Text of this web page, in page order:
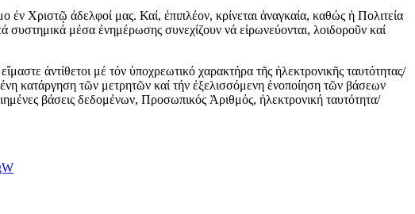
Χριστῷ ἀδελφοί μας. Καί, ἐπιπλέον, κρίνεται ἀναγκαία, καθώς ἡ Πολιτεία
συστημικά μέσα ἐνημέρωσης συνεχίζουν νά εἰρωνεύονται, λοιδοροῦν καί
ἀντίθετοι μέ τόν ὑποχρεωτικό χαρακτήρα τῆς ἠλεκτρονικῆς ταυτότητας/
κατάργηση τῶν μετρητῶν καί τήν ἐξελισσόμενη ἑνοποίηση τῶν βάσεων
βάσεις δεδομένων, Προσωπικός Ἀριθμός, ἠλεκτρονική ταυτότητα/